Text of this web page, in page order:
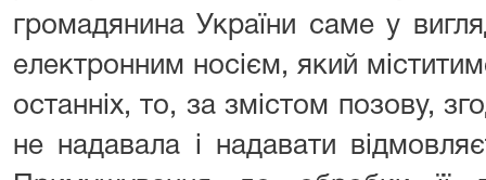
громадянина України саме у
електронним носієм, який
останніх, то, за змістом позову,
не надавала і надавати